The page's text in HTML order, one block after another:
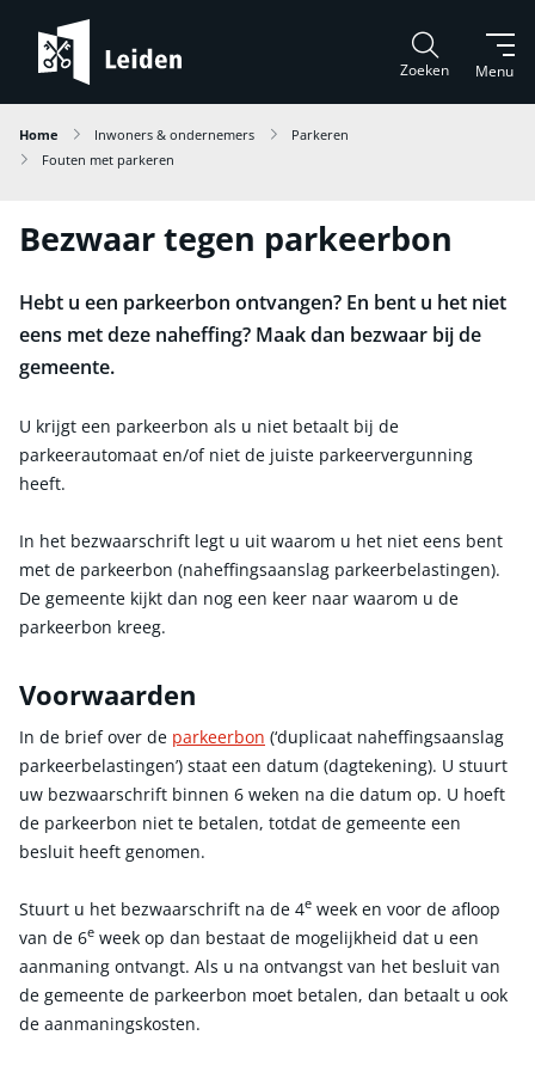
Menu
Zoeken
Home Inwoners & ondernemers
Parkeren
Fouten met parkeren
Bezwaar tegen parkeerbon
Hebt u een parkeerbon ontvangen? En bent u het niet
eens met deze naheffing? Maak dan bezwaar bij de
gemeente.
U krijgt een parkeerbon als u niet betaalt bij de
parkeerautomaat en/of niet de juiste parkeervergunning
heeft.
In het bezwaarschrift legt u uit waarom u het niet eens bent
met de parkeerbon (naheffingsaanslag parkeerbelastingen).
De gemeente kijkt dan nog een keer naar waarom u de
parkeerbon kreeg.
Voorwaarden
In de brief over de parkeerbon (‘duplicaat naheffingsaanslag
parkeerbelastingen’) staat een datum (dagtekening). U stuurt
uw bezwaarschrift binnen 6 weken na die datum op. U hoeft
de parkeerbon niet te betalen, totdat de gemeente een
besluit heeft genomen.
Stuurt u het bezwaarschrift na de 4e week en voor de afloop
van de 6e week op dan bestaat de mogelijkheid dat u een
aanmaning ontvangt. Als u na ontvangst van het besluit van
de gemeente de parkeerbon moet betalen, dan betaalt u ook
de aanmaningskosten.